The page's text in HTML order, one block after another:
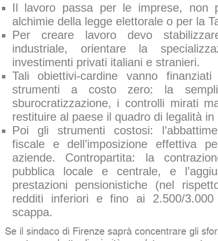
Il lavoro passa per le imprese, non
alchimie della legge elettorale o per la
Per creare lavoro devo
industriale, orientare la
investimenti privati italiani e stranieri.
Tali obiettivi-cardine vanno
strumenti a costo zero: la
sburocratizzazione, i controlli mirati
restituire al paese il quadro di legalità
Poi gli strumenti costosi:
fiscale e dell’imposizione effettiva
aziende. Contropartita: la
pubblica locale e centrale, e
prestazioni pensionistiche (nel
redditi inferiori e fino ai 2.500/
scappa.
Se il sindaco di Firenze saprà concentrare gli